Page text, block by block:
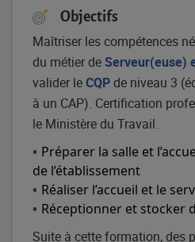
Objectifs
Maîtriser les compétences
du métier deServeur(euse)
valider leCQPde niveau 3
à un CAP). Certification
le Ministère du Travail.
Préparer la salle et
de l’établissement
Réaliser l’accueil et le
Réceptionner et stocker
Suite à cette formation, des